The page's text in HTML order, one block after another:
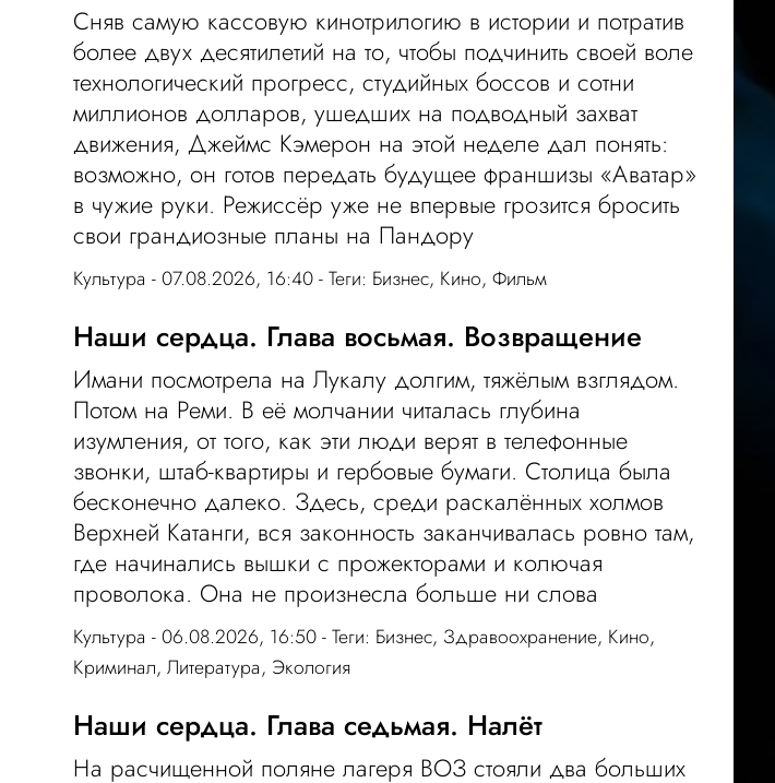
Сняв самую кассовую кинотрилогию в истории и потратив
более двух десятилетий на то, чтобы подчинить своей воле
технологический прогресс, студийных боссов и сотни
миллионов долларов, ушедших на подводный захват
движения, Джеймс Кэмерон на этой неделе дал понять:
возможно, он готов передать будущее франшизы «Аватар»
в чужие руки. Режиссёр уже не впервые грозится бросить
свои грандиозные планы на Пандору
Культура - 07.08.2026, 16:40 - Теги: Бизнес, Кино,Фильм
Наши сердца. Глава восьмая. Возвращение
Имани посмотрела на Лукалу долгим, тяжёлым взглядом.
Потом на Реми. В её молчании читалась глубина
изумления, от того, как эти люди верят в телефонные
звонки, штаб-квартиры и гербовые бумаги. Столица была
бесконечно далеко. Здесь, среди раскалённых холмов
Верхней Катанги, вся законность заканчивалась ровно там,
где начинались вышки с прожекторами и колючая
проволока. Она не произнесла больше ни слова
Культура - 06.08.2026, 16:50 - Теги: Бизнес, Здравоохранение, Кино,
Криминал,Литература, Экология
Наши сердца. Глава седьмая. Налёт
На расчищенной поляне лагеря ВОЗ стояли два больших